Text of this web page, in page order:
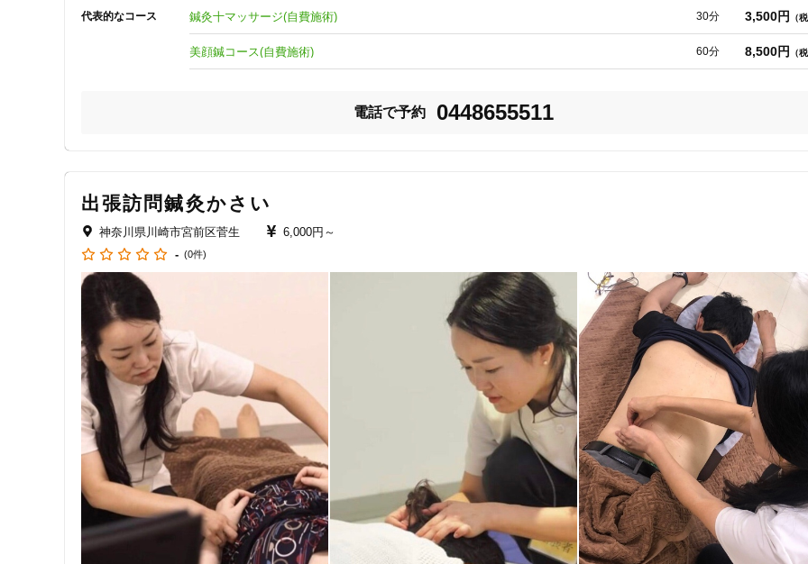
一般治療 レディ
通院手段の特徴
駐車場あり 駅近 往療あり
キッズスペースあり バリアフリー 個室完備
女性向けの特徴
女性スタッフ在籍 女性限定
接客・サービスの特徴
コロナ対応 オンラインサポートあり 丁寧な説明
当院では症状からの『早期改善』を意識した施術を行い、
患者様への負担が減らせるよう尽力しています。
・適切な検査・カウンセリングによる原因の追究
----------------------------------------------
体のことをしっかり学び、知識を身につけた国家資格者によるマッサージで
痛みや疲れが出ている箇所の根本原因をほぐします。
◆.組合せで更に高い効果が期待できます♪
-----------------------------------
鍼灸コース･･･使い捨て鍼使用で安心！深部の筋肉にも直接刺激を与えます。
骨格調整･･･背骨や骨盤、関節の歪みを整え、全身のバランス調整をします。
鍼の技術を使った『美顔鍼』も女性に人気です♪
確かな技術を、是非一度ご体験ください。
〜〜〜＜＜　男女問わずご愛顧いただいております　＞＞〜〜〜
◎鷺沼駅徒歩1分
◎広い個室あり
◎予約優先制で待ち時間ゼロ
お仕事や家事・育児などでお疲れの方に、
少しでも当院の施術で楽になってほしいと考えております。
痛みが出た際はいつでも頼っていただけるよう、日々技術向上に励んでいます。
代表的なコース 鍼灸十マッサージ(自費施術) 30分 3,500円 （
美顔鍼コース(自費施術) 60分 8,500円 （
電話で予約 0448655511
出張訪問鍼灸かさい
神奈川県川崎市宮前区菅生
6,000円～
- (0件)
「健康にはりを見た」